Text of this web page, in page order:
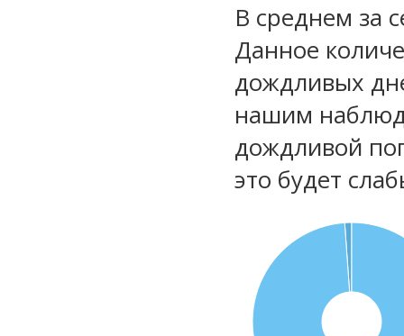
В среднем за
Данное
дождливых
нашим
дождливой
это будет